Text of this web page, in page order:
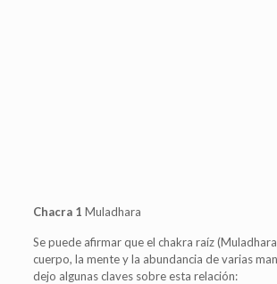
Chacra 1 Muladhara
Se puede afirmar que el chakra raíz
cuerpo, la mente y la abundancia de varias
dejo algunas claves sobre esta relación: